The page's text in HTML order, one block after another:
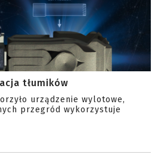
tłumików
urządzenie wylotowe,
przegród wykorzystuje